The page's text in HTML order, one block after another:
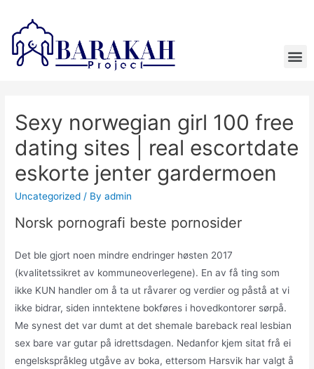
Sexy norwegian girl 100 free
dating sites | real escortdate
eskorte jenter gardermoen
Uncategorized / Byadmin
Norsk pornografi beste pornosider
Det ble gjort noen mindre endringer høsten 2017
(kvalitetssikret av kommuneoverlegene). En av få ting som
ikke KUN handler om å ta ut råvarer og verdier og påstå at vi
ikke bidrar, siden inntektene bokføres i hovedkontorer sørpå.
Me synest det var dumt at det shemale bareback real lesbian
sex bare var gutar på idrettsdagen. Nedanfor kjem sitat frå ei
engelskspråkleg utgåve av boka, ettersom Harsvik har valgt å